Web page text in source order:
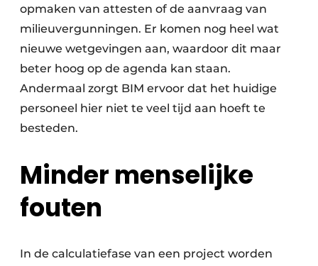
opmaken van attesten of de aanvraag van
milieuvergunningen. Er komen nog heel wat
nieuwe wetgevingen aan, waardoor dit maar
beter hoog op de agenda kan staan.
Andermaal zorgt BIM ervoor dat het huidige
personeel hier niet te veel tijd aan hoeft te
besteden.
Minder menselijke
fouten
In de calculatiefase van een project worden